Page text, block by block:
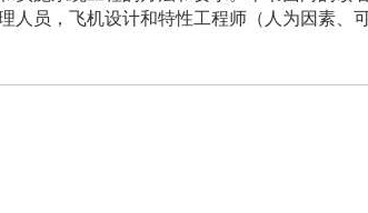
人员，飞机设计和特性工程师（人为因素、